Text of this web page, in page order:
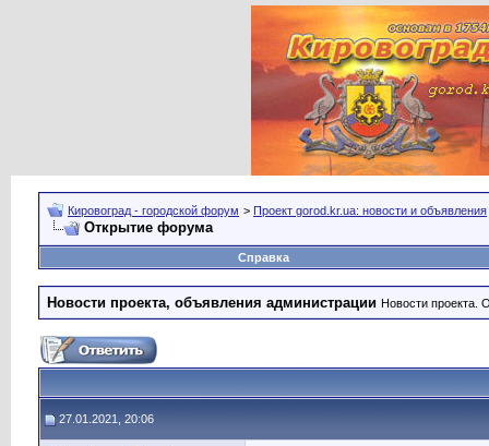
Кировоград - городской форум > Проект gorod.kr.ua: новости и объявления
Открытие форума
Справка
Новости проекта, объявления администрации Новости проекта.
27.01.2021, 20:06